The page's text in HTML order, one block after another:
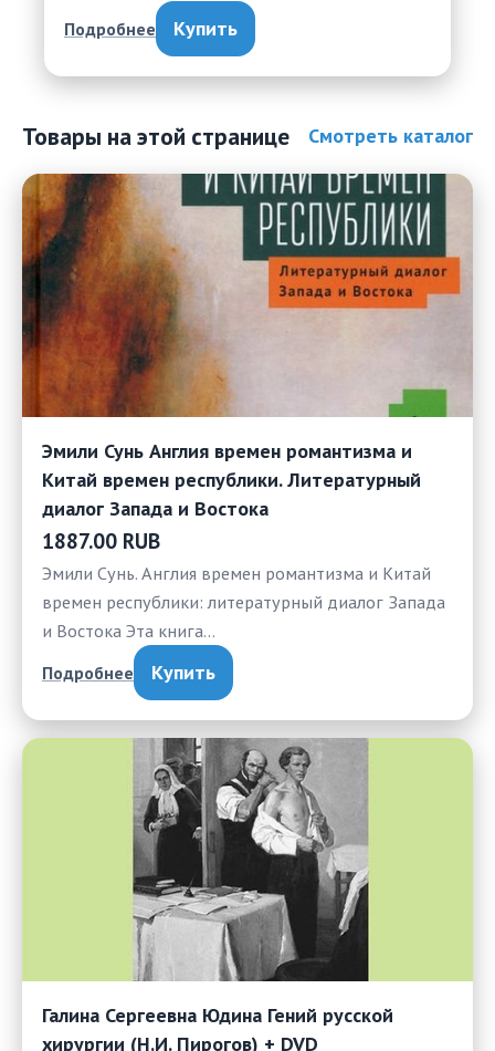
Подробнее Купить
Товары на этой странице Смотреть каталог
Эмили Сунь Англия времен романтизма и
Китай времен республики. Литературный
диалог Запада и Востока
1887.00 RUB
Эмили Сунь. Англия времен романтизма и Китай
времен республики: литературный диалог Запада
и Востока Эта книга…
Подробнее Купить
Галина Сергеевна Юдина Гений русской
хирургии (Н.И. Пирогов) + DVD